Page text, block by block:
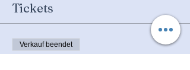
Tickets
Verkauf beendet